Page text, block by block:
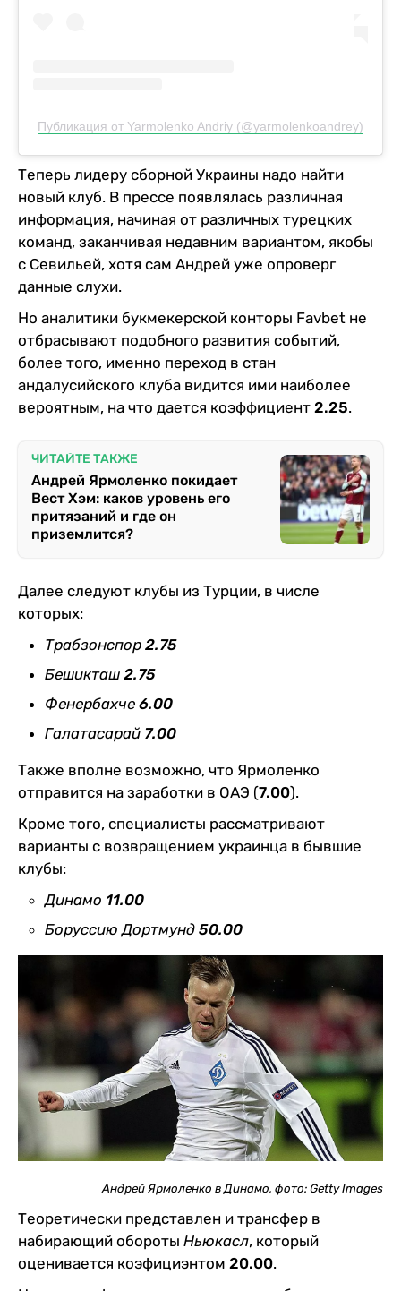
Публикация от Yarmolenko Andriy (@yarmolenkoandrey)
Теперь лидеру сборной Украины надо найти
новый клуб. В прессе появлялась различная
информация, начиная от различных турецких
команд, заканчивая недавним вариантом, якобы
с Севильей, хотя сам Андрей уже опроверг
данные слухи.
Но аналитики букмекерской конторы Favbet не
отбрасывают подобного развития событий,
более того, именно переход в стан
андалусийского клуба видится ими наиболее
вероятным, на что дается коэффициент 2.25.
ЧИТАЙТЕ ТАКЖЕ
Андрей Ярмоленко покидает
Вест Хэм: каков уровень его
притязаний и где он
приземлится?
Далее следуют клубы из Турции, в числе
которых:
Трабзонспор 2.75
Бешикташ 2.75
Фенербахче 6.00
Галатасарай 7.00
Также вполне возможно, что Ярмоленко
отправится на заработки в ОАЭ (7.00).
Кроме того, специалисты рассматривают
варианты с возвращением украинца в бывшие
клубы:
Динамо 11.00
Боруссию Дортмунд 50.00
Андрей Ярмоленко в Динамо, фото: Getty Images
Теоретически представлен и трансфер в
набирающий обороты Ньюкасл, который
оценивается коэфициэнтом 20.00.